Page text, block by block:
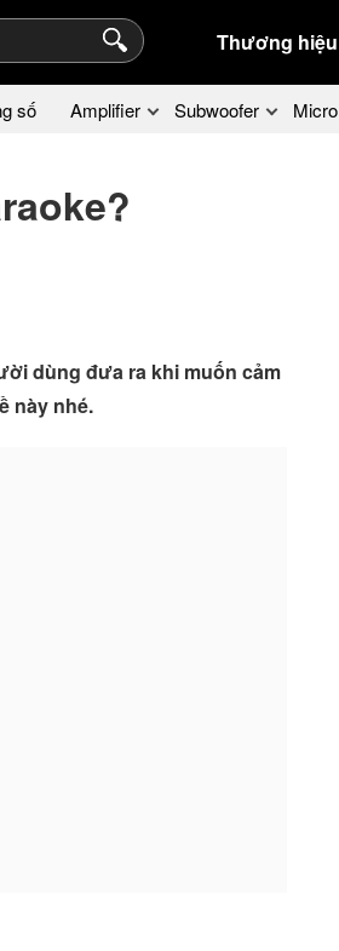
Thương hiệu
số Amplifier Subwoofer Micro
dùng đưa ra khi muốn cảm
này nhé.